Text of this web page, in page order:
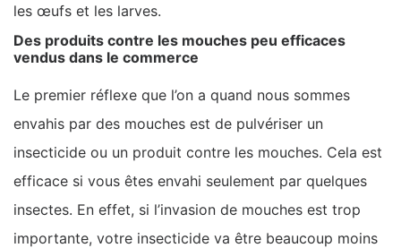
les œufs et les larves.
Des produits contre les mouches peu efficaces
vendus dans le commerce
Le premier réflexe que l’on a quand nous sommes
envahis par des mouches est de pulvériser un
insecticide ou un produit contre les mouches. Cela est
efficace si vous êtes envahi seulement par quelques
insectes. En effet, si l’invasion de mouches est trop
importante, votre insecticide va être beaucoup moins